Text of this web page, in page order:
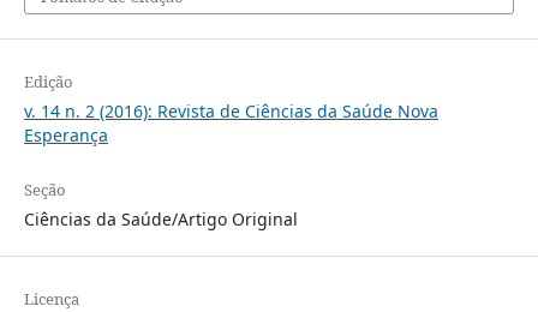
Edição
v. 14 n. 2 (2016): Revista de Ciências da Saúde Nova
Esperança
Seção
Ciências da Saúde/Artigo Original
Licença